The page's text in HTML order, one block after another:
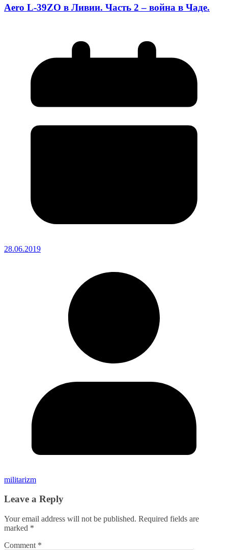
Aero L-39ZO в Ливии. Часть 2 – война в Чаде.
28.06.2019
militarizm
Leave a Reply
Your email address will not be published. Required fields are
marked *
Comment *